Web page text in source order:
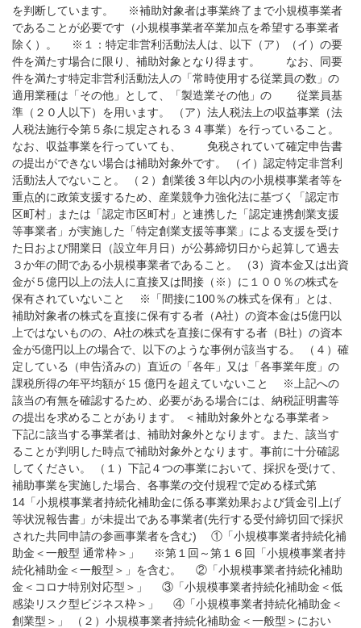
を判断しています。 ※補助対象者は事業終了まで小規模事業者
であることが必要です（小規模事業者卒業加点を希望する事業者
除く）。 ※１：特定非営利活動法人は、以下（ア）（イ）の要
件を満たす場合に限り、補助対象となり得ます。 なお、同要
件を満たす特定非営利活動法人の「常時使用する従業員の数」の
適用業種は「その他」として、「製造業その他」の 従業員基
準（２０人以下）を用います。 （ア）法人税法上の収益事業（法
人税法施行令第５条に規定される３４事業）を行っていること。
なお、収益事業を行っていても、 免税されていて確定申告書
の提出ができない場合は補助対象外です。 （イ）認定特定非営利
活動法人でないこと。 （２）創業後３年以内の小規模事業者等を
重点的に政策支援するため、産業競争力強化法に基づく「認定市
区町村」または「認定市区町村」と連携した「認定連携創業支援
等事業者」が実施した「特定創業支援等事業」による支援を受け
た日および開業日（設立年月日）が公募締切日から起算して過去
３か年の間である小規模事業者であること。 （3）資本金又は出資
金が５億円以上の法人に直接又は間接（※）に１００％の株式を
保有されていないこと ※「間接に100％の株式を保有」とは、
補助対象者の株式を直接に保有する者（A社）の資本金は5億円以
上ではないものの、A社の株式を直接に保有する者（B社）の資本
金が5億円以上の場合で、以下のような事例が該当する。 （４）確
定している（申告済みの）直近の「各年」又は「各事業年度」の
課税所得の年平均額が 15 億円を超えていないこと ※上記への
該当の有無を確認するため、必要がある場合には、納税証明書等
の提出を求めることがあります。 ＜補助対象外となる事業者＞
下記に該当する事業者は、補助対象外となります。また、該当す
ることが判明した時点で補助対象外となります。事前に十分確認
してください。 （１）下記４つの事業において、採択を受けて、
補助事業を実施した場合、各事業の交付規程で定める様式第
14「小規模事業者持続化補助金に係る事業効果および賃金引上げ
等状況報告書」が未提出である事業者(先行する受付締切回で採択
された共同申請の参画事業者を含む) ①「小規模事業者持続化補
助金＜一般型 通常枠＞」 ※第１回～第１６回「小規模事業者持
続化補助金＜一般型＞」を含む。 ②「小規模事業者持続化補助
金＜コロナ特別対応型＞」 ③「小規模事業者持続化補助金＜低
感染リスク型ビジネス枠＞」 ④「小規模事業者持続化補助金＜
創業型＞」 （２）小規模事業者持続化補助金＜一般型＞におい